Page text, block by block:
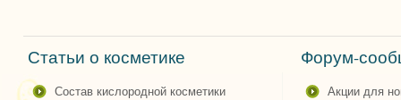
Статьи о косметике
состав кислородной косметики
Форум-
акции для